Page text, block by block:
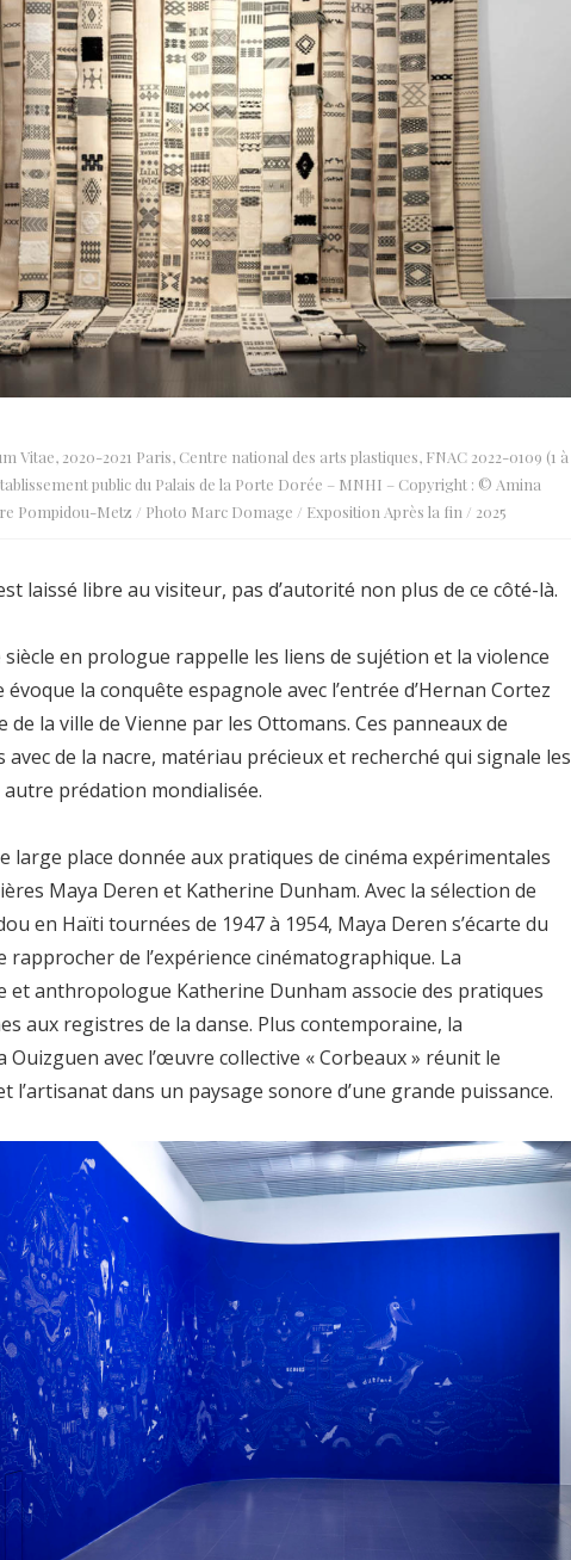
Vitae, 2020-2021 Paris, Centre national des arts plastiques, FNAC 2022-0109 (1 à
public du Palais de la Porte Dorée – MNHI – Copyright : © Amina
Pompidou-Metz / Photo Marc Domage / Exposition Après la fin / 2025
laissé libre au visiteur, pas d’autorité non plus de ce côté-là.
en prologue rappelle les liens de sujétion et la violence
la conquête espagnole avec l’entrée d’Hernan Cortez
de la ville de Vienne par les Ottomans. Ces panneaux de
de la nacre, matériau précieux et recherché qui signale les
prédation mondialisée.
large place donnée aux pratiques de cinéma expérimentales
Maya Deren et Katherine Dunham. Avec la sélection de
en Haïti tournées de 1947 à 1954, Maya Deren s’écarte du
de l’expérience cinématographique. La
et anthropologue Katherine Dunham associe des pratiques
aux registres de la danse. Plus contemporaine, la
avec l’œuvre collective « Corbeaux » réunit le
l’artisanat dans un paysage sonore d’une grande puissance.